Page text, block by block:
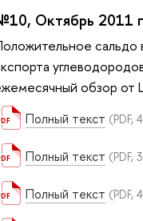
Октябрь 2011
сальдо
обзор
Полный текст (PDF,
Полный текст (PDF,
Полный текст (PDF,